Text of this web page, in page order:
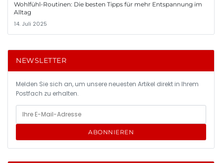
Wohlfühl-Routinen: Die besten Tipps für mehr Entspannung im
Alltag
14. Juli 2025
NEWSLETTER
Melden Sie sich an, um unsere neuesten Artikel direkt in Ihrem
Postfach zu erhalten.
ABONNIEREN